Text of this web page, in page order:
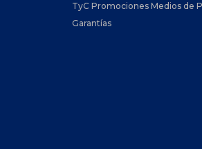
TyC Promociones Medios de
Garantías